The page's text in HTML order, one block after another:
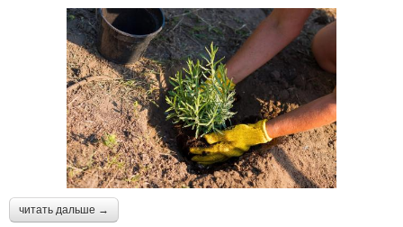
читать дальше →